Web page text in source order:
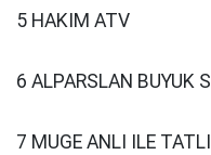
5 HAKIM ATV
6 ALPARSLAN BUYUK
7 MUGE ANLI ILE